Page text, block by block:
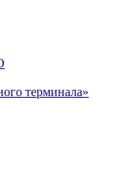
терминала»